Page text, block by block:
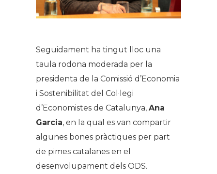
Seguidament ha tingut lloc una
taula rodona moderada per la
presidenta de la Comissió d’Economia
i Sostenibilitat del Col·legi
d’Economistes de Catalunya, Ana
Garcia, en la qual es van compartir
algunes bones pràctiques per part
de pimes catalanes en el
desenvolupament dels ODS.